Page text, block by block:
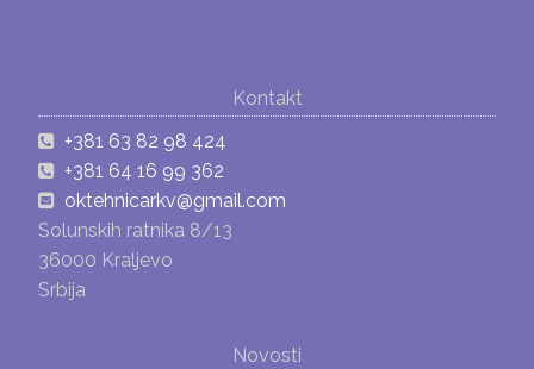
Kontakt
+381 63 82 98 424
+381 64 16 99 362
oktehnicarkv@gmail.com
Solunskih ratnika 8/13
36000 Kraljevo
Srbija
Novosti